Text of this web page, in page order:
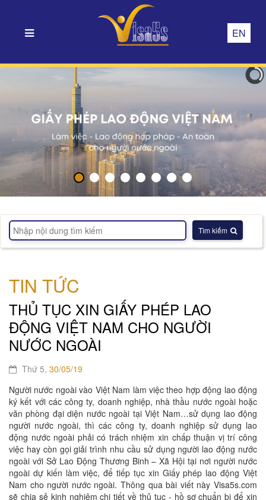
EN
Tìm kiếm
TIN TỨC
THỦ TỤC XIN GIẤY PHÉP LAO
ĐỘNG VIỆT NAM CHO NGƯỜI
NƯỚC NGOÀI
Thứ 5, 30/05/19
Người nước ngoài vào Việt Nam làm việc theo hợp động lao động
ký kết với các công ty, doanh nghiệp, nhà thầu nước ngoài hoặc
văn phòng đại diện nước ngoài tại Việt Nam…sử dụng lao động
người nước ngoài, thì các công ty, doanh nghiệp sử dụng lao
động nước ngoài phải có trách nhiệm xin chấp thuận vị trí công
việc hay còn gọi giải trình nhu cầu sử dụng người lao động nước
ngoài với Sở Lao Động Thương Binh – Xã Hội tại nơi người nước
ngoài dự kiến làm việc, để tiếp tục xin Giấy phép lao động Việt
Nam cho người nước ngoài. Thông qua bài viết này Visa5s.com
sẽ chia sẻ kinh nghiệm chi tiết về thủ tục - hồ sơ chuẩn bị để xin